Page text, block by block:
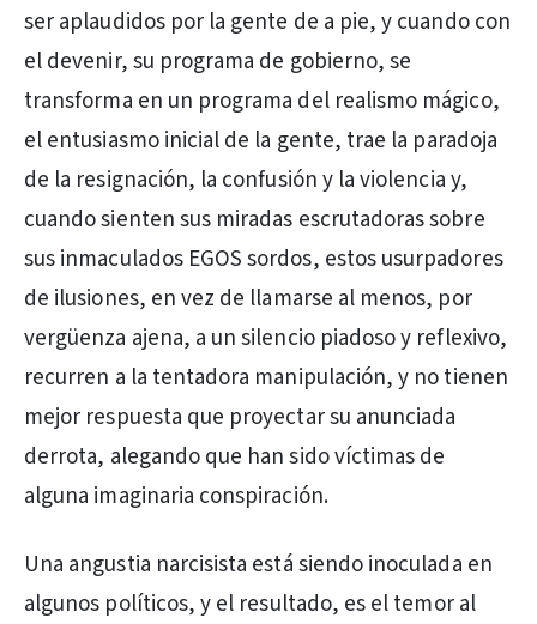
ser aplaudidos por la gente de a pie, y cuando con
el devenir, su programa de gobierno, se
transforma en un programa del realismo mágico,
el entusiasmo inicial de la gente, trae la paradoja
de la resignación, la confusión y la violencia y,
cuando sienten sus miradas escrutadoras sobre
sus inmaculados EGOS sordos, estos usurpadores
de ilusiones, en vez de llamarse al menos, por
vergüenza ajena, a un silencio piadoso y reflexivo,
recurren a la tentadora manipulación, y no tienen
mejor respuesta que proyectar su anunciada
derrota, alegando que han sido víctimas de
alguna imaginaria conspiración.
Una angustia narcisista está siendo inoculada en
algunos políticos, y el resultado, es el temor al